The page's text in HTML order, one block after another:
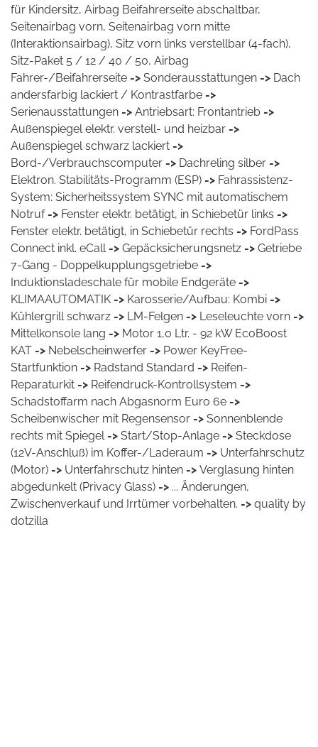
für Kindersitz, Airbag Beifahrerseite abschaltbar,
Seitenairbag vorn, Seitenairbag vorn mitte
(Interaktionsairbag), Sitz vorn links verstellbar (4-fach),
Sitz-Paket 5 / 12 / 40 / 50, Airbag
Fahrer-/Beifahrerseite -> Sonderausstattungen -> Dach
andersfarbig lackiert / Kontrastfarbe ->
Serienausstattungen -> Antriebsart: Frontantrieb ->
Außenspiegel elektr. verstell- und heizbar ->
Außenspiegel schwarz lackiert ->
Bord-/Verbrauchscomputer -> Dachreling silber ->
Elektron. Stabilitäts-Programm (ESP) -> Fahrassistenz-
System: Sicherheitssystem SYNC mit automatischem
Notruf-> Fenster elektr. betätigt, in Schiebetür links ->
Fenster elektr. betätigt, in Schiebetür rechts -> FordPass
Connect inkl. eCall-> Gepäcksicherungsnetz -> Getriebe
7-Gang - Doppelkupplungsgetriebe ->
Induktionsladeschale für mobile Endgeräte ->
KLIMAAUTOMATIK -> Karosserie/Aufbau: Kombi ->
Kühlergrill schwarz -> LM-Felgen -> Leseleuchte vorn ->
Mittelkonsole lang -> Motor 1,0 Ltr. - 92 kW EcoBoost
KAT -> Nebelscheinwerfer -> Power KeyFree-
Startfunktion -> Radstand Standard -> Reifen-
Reparaturkit -> Reifendruck-Kontrollsystem ->
Schadstoffarm nach Abgasnorm Euro 6e ->
Scheibenwischer mit Regensensor -> Sonnenblende
rechts mit Spiegel-> Start/Stop-Anlage -> Steckdose
(12V-Anschluß) im Koffer-/Laderaum -> Unterfahrschutz
(Motor) -> Unterfahrschutz hinten -> Verglasung hinten
abgedunkelt (Privacy Glass) -> ... Änderungen,
Zwischenverkauf und Irrtümer vorbehalten. -> quality by
dotzilla